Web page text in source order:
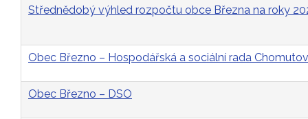
Střednědobý výhled rozpočtu obce Března na roky
Obec Březno – Hospodářská a sociální rada
Obec Březno – DSO